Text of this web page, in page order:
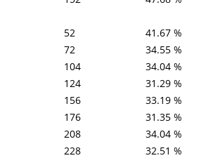
52 41.67 %
72 34.55 %
104 34.04 %
124 31.29 %
156 33.19 %
176 31.35 %
208 34.04 %
228 32.51 %